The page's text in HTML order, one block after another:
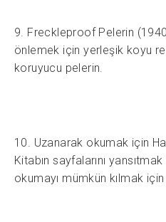
9. Freckleproof Pelerin
önlemek için yerleşik koyu
koruyucu pelerin.
10. Uzanarak okumak için
Kitabın sayfalarını
okumayı mümkün kılmak